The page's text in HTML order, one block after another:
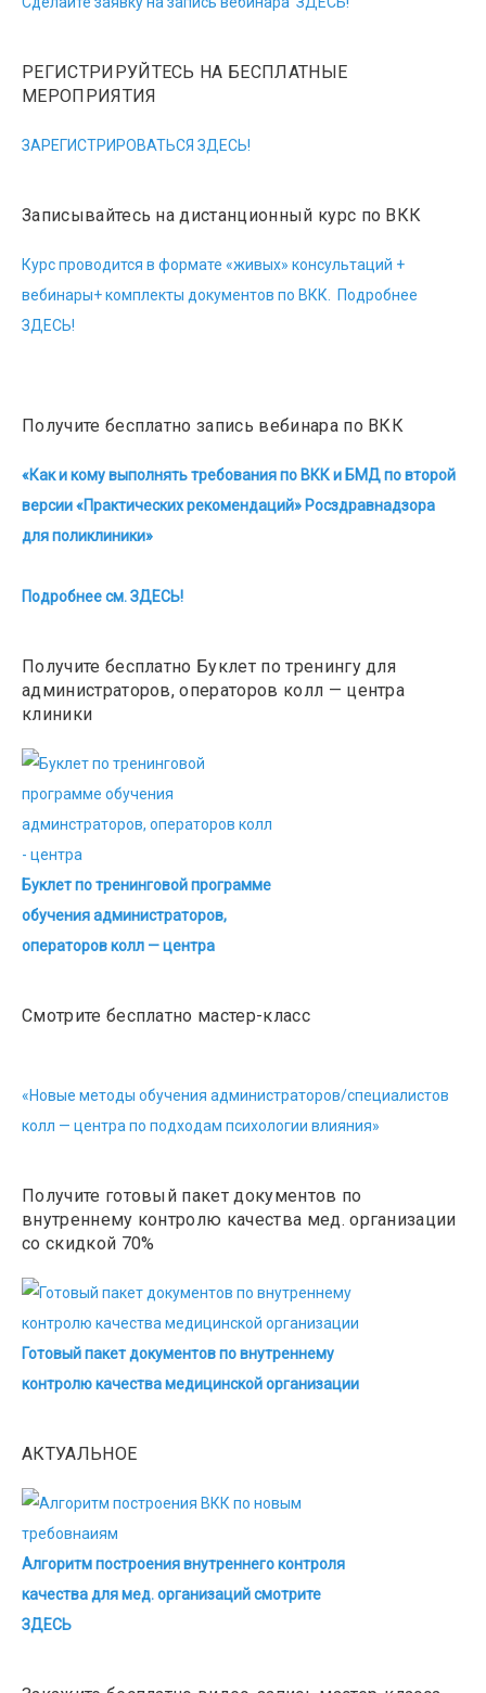
РЕГИСТРИРУЙТЕСЬ НА БЕСПЛАТНЫЕ
МЕРОПРИЯТИЯ
ЗАРЕГИСТРИРОВАТЬСЯ ЗДЕСЬ!
Записывайтесь на дистанционный курс по ВКК
Курс проводится в формате «живых» консультаций +
вебинары+ комплекты документов по ВКК. Подробнее
ЗДЕСЬ!
Получите бесплатно запись вебинара по ВКК
«Как и кому выполнять требования по ВКК и БМД по второй
версии «Практических рекомендаций» Росздравнадзора
для поликлиники»
Подробнее см. ЗДЕСЬ!
Получите бесплатно Буклет по тренингу для
администраторов, операторов колл — центра
клиники
Буклет по тренинговой программе
обучения администраторов,
операторов колл — центра
Смотрите бесплатно мастер-класс
«Новые методы обучения администраторов/специалистов
колл — центра по подходам психологии влияния»
Получите готовый пакет документов по
внутреннему контролю качества мед. организации
со скидкой 70%
Готовый пакет документов по внутреннему
контролю качества медицинской организации
АКТУАЛЬНОЕ
Алгоритм построения внутреннего контроля
качества для мед. организаций смотрите
ЗДЕСЬ